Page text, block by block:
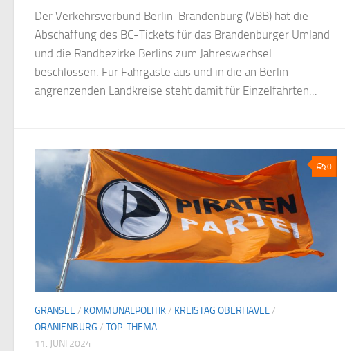
Der Verkehrsverbund Berlin-Brandenburg (VBB) hat die
Abschaffung des BC-Tickets für das Brandenburger Umland
und die Randbezirke Berlins zum Jahreswechsel
beschlossen. Für Fahrgäste aus und in die an Berlin
angrenzenden Landkreise steht damit für Einzelfahrten...
0
GRANSEE / KOMMUNALPOLITIK/ KREISTAG OBERHAVEL/
ORANIENBURG / TOP-THEMA
11. JUNI 2024